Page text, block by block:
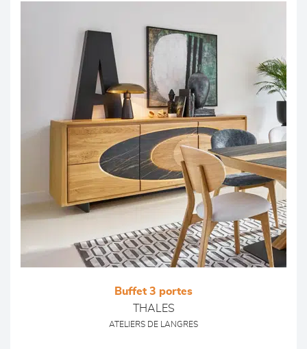
Buffet 3 portes
THALES
ATELIERS DE LANGRES